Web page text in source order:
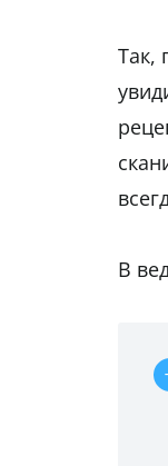
Так,
В